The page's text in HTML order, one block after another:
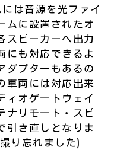
は音源を光ファイ
ムに設置されたオ
スピーカーへ出力
にも対応できるよ
ダプターもあるの
車両には対応出来
ィオゲートウェイ
ナリモート・スピ
引き直しとなりま
り忘れました)